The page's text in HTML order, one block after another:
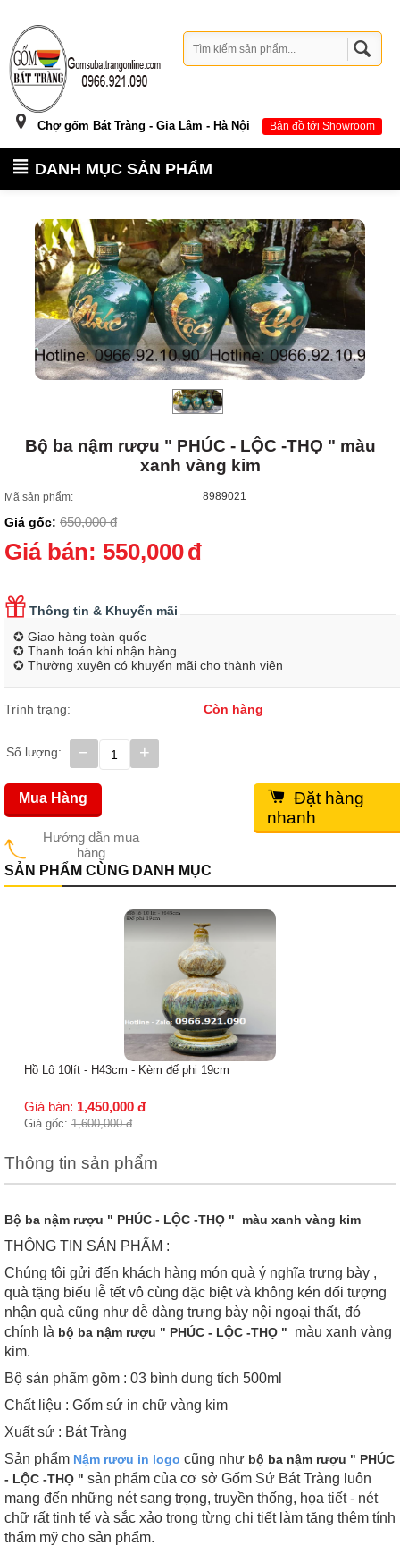
Chợ gốm Bát Tràng - Gia Lâm - Hà Nội Bản đồ tới Showroom
DANH MỤC SẢN PHẨM
Bộ ba nậm rượu " PHÚC - LỘC -THỌ " màu
xanh vàng kim
Mã sản phẩm: 8989021
Giá gốc: 650,000 đ
Giá bán: 550,000đ
Thông tin & Khuyến mãi
✪ Giao hàng toàn quốc
✪ Thanh toán khi nhận hàng
✪ Thường xuyên có khuyến mãi cho thành viên
Trình trạng: Còn hàng
Số lượng: +
−
Hướng dẫn mua
hàng
Mua Hàng
Đặt hàng
nhanh
SẢN PHẨM CÙNG DANH MỤC
Hồ lô xanh rêu Gốm Bát Tràng - H30cm
Thông tin sản phẩm
Bộ ba nậm rượu " PHÚC - LỘC -THỌ " màu xanh vàng kim
THÔNG TIN SẢN PHẨM :
Chúng tôi gửi đến khách hàng món quà ý nghĩa trưng bày ,
quà tặng biếu lễ tết vô cùng đặc biệt và không kén đối tượng
nhận quà cũng như dễ dàng trưng bày nội ngoại thất, đó
chính là bộ ba nậm rượu " PHÚC - LỘC -THỌ " màu xanh vàng
kim.
Bộ sản phẩm gồm : 03 bình dung tích 500ml
Chất liệu : Gốm sứ in chữ vàng kim
Xuất sứ : Bát Tràng
Sản phẩm Nậm rượu in logo cũng như bộ ba nậm rượu " PHÚC
- LỘC -THỌ " sản phẩm của cơ sở Gốm Sứ Bát Tràng luôn
mang đến những nét sang trọng, truyền thống, họa tiết - nét
chữ rất tinh tế và sắc xảo trong từng chi tiết làm tăng thêm tính
thẩm mỹ cho sản phẩm.